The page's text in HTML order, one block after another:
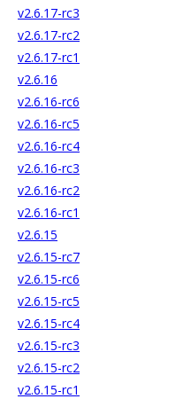
v2.6.17-rc3
v2.6.17-rc2
v2.6.17-rc1
v2.6.16
v2.6.16-rc6
v2.6.16-rc5
v2.6.16-rc4
v2.6.16-rc3
v2.6.16-rc2
v2.6.16-rc1
v2.6.15
v2.6.15-rc7
v2.6.15-rc6
v2.6.15-rc5
v2.6.15-rc4
v2.6.15-rc3
v2.6.15-rc2
v2.6.15-rc1